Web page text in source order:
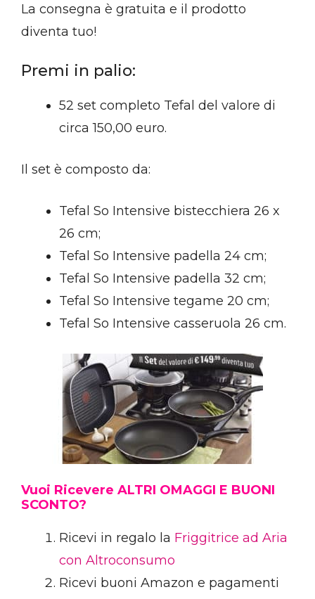
La consegna è gratuita e il prodotto
diventa tuo!
Premi in palio:
52 set completo Tefal del valore di
circa 150,00 euro.
Il set è composto da:
Tefal So Intensive bistecchiera 26 x
26 cm;
Tefal So Intensive padella 24 cm;
Tefal So Intensive padella 32 cm;
Tefal So Intensive tegame 20 cm;
Tefal So Intensive casseruola 26 cm.
Vuoi Ricevere ALTRI OMAGGI E BUONI
SCONTO?
Ricevi in regalo la Friggitrice ad Aria
con Altroconsumo
Ricevi buoni Amazon e pagamenti